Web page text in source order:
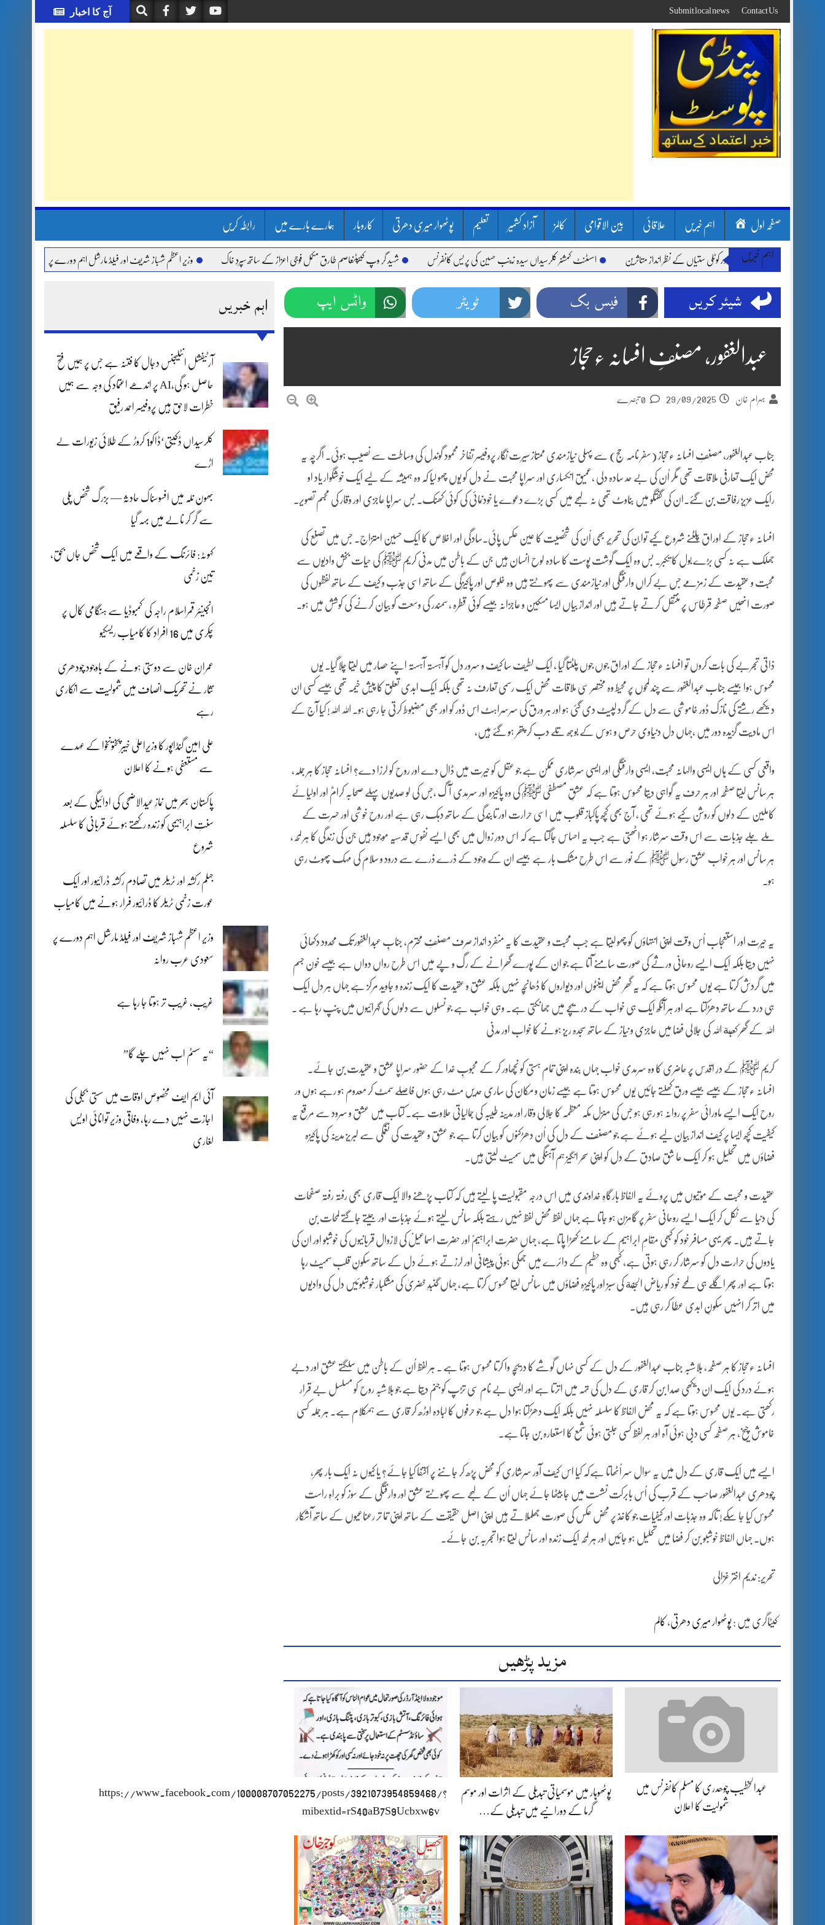
to
content
آج کا اخبار Contact Us
Submit local news
صفحہ اول اہم خبریں علاقائی بین الاقوامی کالمز آزاد کشمیر تعلیم پوٹھوار میری دھرتی کاروبار ہمارے بارے میں رابطہ کریں
اہم خبریں
لینڈ سلائیڈنگ اور کوٹلی ستیاں کے نظر انداز متاثرین اسسٹنٹ کمشنر کلرسیداں سیدہ زینب حسین کی پریس کانفرنس شہید گر وپ کیپٹنعاصم طارق مکمل فوجی اعزاز کے ساتھ سپردِ خاک وزیر اعظم شہباز شریف اور فیلڈ مارشل اہم دورے پر سعودی عرب روانہ
اہم خبریں
آرٹیفشل انٹلیجنس دجال کا فتنہ ہے جس پر ہمیں فتح
حاصل ہو گی،AI پر اندھے اعتماد کی وجہ سے ہمیں
خطرات لاحق ہیں پروفیسر احمد رفیق
کلرسیداں ڈکیتی‘ڈاکو1 کروڑ کے طلائی زیورات لے
اڑے
بھون نلہ میں افسوسناک حادثہ — بزرگ شخص پلی
سے گر کر نالے میں بہہ گیا
کہوٹہ: فائرنگ کے واقعے میں ایک شخص جاں بحق،
تین زخمی
انجینئر قمراسلام راجہ کی کمبوڈیا سے ہنگامی کال پر
چکری میں 16 افراد کا کامیاب ریسکیو
عمران خان سے دوستی ہونے کے باوجود چودھری
نثار نے تحریک انصاف میں شمولیت سے انکاری
رہے
علی امین گنڈاپور کا وزیراعلیٰ خیبرپختونخوا کے عہدے
سے مستعفی ہونے کا اعلان
پاکستان بھر میں نمازِ عیدالاضحی کی ادائیگی کے بعد
سنتِ ابراہیمی کو زندہ رکھتے ہوئے قربانی کا سلسلہ
شروع
جہلم رکشہ اور ٹریلر میں تصادم رکشہ ڈرائیور اور ایک
عورت زخمی ٹریلر کا ڈرائیور فرار ہونے میں کامیاب
وزیر اعظم شہباز شریف اور فیلڈ مارشل اہم دورے پر
سعودی عرب روانہ
غریب، غریب تر ہوتا جا رہا ہے
“یہ سسٹم اب نہیں چلے گا”
آئی ایم ایف مخصوص اوقات میں سستی بجلی کی
اجازت نہیں دے رہا، وفاقی وزیر توانائی اویس
لغاری
شیئر کریں فیس بک ٹویٹر واٹس ایپ
عبدالغفور، مصنفِ افسانہ ءحجاز
بہرام خان 29/09/2025
جناب عبدالغفور، مصنفِ افسانہ ءحجاز (سفر نامہ حج) سے پہلی نیازمندی ممتاز سیرت نگار پروفیسر تفاخر محمود گوندل کی وساطت سے نصیب ہوئی۔ اگرچہ یہ
محض ایک تعارفی ملاقات تھی مگر اُن کی بے حد سادہ دلی ،عمیق انکساری اور سراپا محبت نے دل کو یوں چھو لیا کہ وہ ہمیشہ کے لیے ایک خوشگوار یاد او
رایک عزیز رفاقت بن گئے۔ان کی گفتگو میں بناوٹ تھی نہ لہجے میں کسی بڑے دعوے یا خودنمائی کی کوئی کھنک۔ بس سراپا عاجزی اور وقار کی مجسم تصویر۔
افسانہ ءحجاز کے اوراق پلٹنے شروع کیے توا ُن کی تحریر بھی اُن کی شخصیت کا عین عکس پائی۔سادگی اور اخلاص کا ایک حسین امتزاج۔ جس میں تصنع کی
جھلک ہے نہ کسی بڑے بول کا تکبر۔ بس وہ ایک گوشت پوست کا سادہ لوح انسان ہیں جن کے باطن میں مدنی کریم ﷺ کی حیات بخش وادیوں سے
محبت و عقیدت کے زمزمے جس بے کراں وارفتگی اور نیازمندی سے پھوٹتے ہیں وہ خلوص اور پاکیزگی کے ساتھ اسی جذب و کیف کے ساتھ لفظوں کی
صورت انھیں صفحہ قرطاس پر منتقل کرتے جاتے ہیں اور انداز بیاں ایسا مسکین و عاجزانہ جیسے کوئی قطرہ ، سمندر کی وسعت کو بیان کرنے کی کوشش میں ہو۔
ذاتی تجربے کی بات کروں تو افسانہ ءحجاز کے اوراق جوں جوں پلٹتا گیا ، ایک لطیف سا کیف و سرور دل کو آہستہ آہستہ اپنے حصار میں لیتا چلا گیا۔ یوں
محسوس ہوا جیسے جناب عبدالغفور سے چند لمحوں پر محیط وہ مختصر سی ملاقات محض ایک رسمی تعارف نہ تھی بلکہ ایک ابدی تعلق کا پیش خیمہ تھی جیسے کسی ان
دیکھے رشتے کی نازک ڈور خاموشی سے دل کے گرد لپیٹ دی گئی ہو اور ہر ورق کی سرسراہٹ اس ڈور کو اور بھی مضبوط کرتی جا رہی ہو۔ اللہ اللہ! کیا آج کے
اس مادیت گزیدہ دور میں ،جہاں دل دنیاوی حرص و ہوس کے بوجھ تلے دب کر پتھر ہو گئے ہیں،
واقعی کسی کے ہاں ایسی والہانہ محبت، ایسی وارفتگی اور ایسی سرشاری ممکن ہے جو عقل کو حیرت میں ڈال دے اور روح کو لرزا دے؟ افسانہ حجاز کا ہر جملہ،
ہر سانس لیتا صفحہ اور ہر حرف یہ گواہی دیتا محسوس ہوتا ہے کہ عشقِ مصطفیٰ ﷺ کی وہ پاکیزہ اور سرمدی آگ ،جس کی لو صدیوں پہلے صحابہ کرامؓ اور اولیائے
کاملین کے دلوں کو روشن کیے ہوئے تھی ، آج بھی کچھ پاکباز قلوب میں اسی حرارت اور تابندگی کے ساتھ دہک رہی ہے اور روح خوشی اور حسرت کے
ملے جلے جذبات سے اس وقت سرشار ہو اٹھتی ہے جب یہ احساس جاگتا ہے کہ اس دورِ زوال میں بھی ایسے نفوسِ قدسیہ موجود ہیں جن کی زندگی کا ہر لمحہ،
ہر سانس اور ہر خواب عشق رسول ﷺ کے نور سے اس طرح مشک بار ہے جیسے ان کے وجود کے ذرے ذرے سے درود و سلام کی مہک پھوٹ رہی
ہو۔
یہ حیرت اور استعجاب اُس وقت اپنی انتہاؤں کو چھو لیتا ہے جب محبت و عقیدت کا یہ منفرد انداز صرف مصنفِ محترم، جنابِ عبدالغفور تک محدود دکھائی
نہیں دیتا بلکہ ایک ایسے روحانی ورثے کی صورت سامنے آتا ہے جو ان کے پورے گھرانے کے رگ و پے میں اس طرح رواں دواں ہے جیسے خون جسم
میں گردش کرتا ہے یوں محسوس ہوتا ہے کہ یہ گھر محض اینٹوں اور دیواروں کا ڈھانچہ نہیں بلکہ عشق و عقیدت کا ایک زندہ و جاوید مرکز ہے جہاں ہر دل ایک
ہی درد کے ساتھ دھڑکتا ہے اور ہر آنکھ ایک ہی خواب کے دریچے میں جھانکتی ہے۔ وہی خواب ہے جو نسلوں سے دلوں کی گہرائیوں میں پنپ رہا ہے ۔
اللہ کے گھر کعبة اللہ کی جلالی فضا میں عاجزی و نیاز کے ساتھ سجدہ ریز ہونے کا خواب اور مدنی
کریم ﷺ کے درِ اقدس پر حاضری کا وہ سرمدی خواب جہاں بندہ اپنی تمام ہستی کو نچھاور کر کے محبوبِ خدا کے حضور سراپا عشق و عقیدت بن جائے۔
افسانہ ءحجاز کے جیسے جیسے ورق کھلتے جائیں یوں محسوس ہوتا ہے جیسے زمان و مکان کی ساری حدیں مٹ رہی ہوں فاصلے سمٹ کر معدوم ہو رہے ہوں ور
روح ایک ایسے ماورائی سفر پر روانہ ہو رہی ہو جس کی منزل مکہ معظمہ کا جلالی وقار اور مدینہ طیبہ کی جمالیاتی حلاوت ہے۔ کتاب میں عشق و سرود سے مرقع یہ
کیفیت کچھ ایسا پر کیف انداز بیان لیے ہوئے ہے جو مصنف کے دل کی اُن دھڑکنوں کو بیان کرتا ہے جو عشق و عقیدت کی نغمگی سے لبریز مدینہ کی پاکیزہ
فضاؤں میں تحلیل ہو کر ایک عا شق صادق کے دل کو اپنی سحر انگیز ہم آہنگی میں سمیٹ لیتی ہیں۔
عقیدت و محبت کے موتیوں میں پروئے یہ الفاظ بارگاہِ خداوندی میں اس درجہ مقبولیت پا لیتے ہیں کہ کتاب پڑھنے والا ایک قاری بھی رفتہ رفتہ صفحات
کی دنیا سے نکل کر ایک ایسے روحانی سفر پر گامزن ہو جاتا ہے جہاں لفظ محض لفظ نہیں رہتے بلکہ سانس لیتے ہوئے جذبات اور جیتے جاگتے لمحات بن
جاتے ہیں۔ پھر یہی مسافر خود کو کبھی مقامِ ابراہیم کے سامنے کھڑا پاتا ہے، جہاں حضرت ابراہیمؑ اور حضرت اسماعیلؑ کی لازوال قربانیوں کی خوشبو اور ان کی
یادوں کی حرارت دل کو سرشار کر رہی ہوتی ہے، کبھی وہ حطیم کے دائرے میں جھکی ہوئی پیشانی اور لرزتے ہوئے دل کے ساتھ سکونِ قلب سمیٹ رہا
ہوتا ہے اور پھر اگلے ہی لمحے خود کو ریاض الجنة کی سبز اور پاکیزہ فضاؤں میں سانس لیتا محسوس کرتا ہے، جہاں گنبدِ خضریٰ کی مشکبار خوشبوئیں دل کی وادیوں
میں اتر کر انہیں سکونِ ابدی عطا کر رہی ہیں۔
افسانہ ءحجاز کا ہر صفحہ، بلاشبہ جناب عبدالغفور کے دل کے کسی نہاں گوشے کا دریچہ وا کرتا محسوس ہوتا ہے ۔ ہر لفظ اُن کے باطن میں سلگتے عشق اور دبے
ہوئے درد کی ایک ان دیکھی صدا بن کر قاری کے دل کی تہہ میں اترتا ہے اور ایسی بے نام سی تڑپ کو جنم دیتا ہے جو بلاشبہ روح کو مسلسل بے قرار
رکھتی ہے۔ یوں محسوس ہوتا ہے کہ یہ محض الفاظ کا سلسلہ نہیں بلکہ ایک دھڑکتا ہوا دل ہے جو حرفوں کا لبادہ اوڑھ کر قاری سے ہمکلام ہے۔ ہر جملہ کسی
خاموش چیخ، ہر صفحہ کسی دبی ہوئی آہ اور ہر لفظ کسی جلتی ہوئی شمع کا استعارہ بن جاتا ہے۔
ایسے میں ایک قاری کے دل میں یہ سوال سر اُٹھاتا ہےکہ کیا اس کیف آور سرشاری کو محض پڑھ کر جاننے پر اکتفا کیا جائے؟ یا کیوں نہ ایک بار پھر،
چودھری عبدالغفور صاحب کے قرب کی اُس بابرکت نشست میں جا بیٹھا جائے جہاں اُن کے لہجے سے پھوٹتے عشق اور وارفتگی کے سوز کو براہِ راست
محسوس کیا جا سکے! تاکہ وہ جذبات اور کیفیات جو کاغذ پر محض عکس کی صورت جھلملاتے ہیں اپنی اصل حقیقت کے ساتھ اپنی تما تر رعناعیوں کے ساتھ آشکار
ہوں۔ جہاں الفاظ خوشبو بن کر فضا میں تحلیل ہو جائیں اور ہر لمحہ ایک زندہ اور سانس لیتا ہوا تجربہ بن جائے۔
تحریر: ندیم اختر غزالی
کیٹاگری میں :پوٹھوار میری دھرتی، کالم
مزید پڑھیں
عبدالخطیب چوھدری کا مسلم کانفرنس میں
شمولیت کا اعلان
پوٹھوہار میں موسمیاتی تبدیلی کے اثرات اور موسم
گرما کے دورانیے میں تبدیلی کے…
https://www.facebook.com/100008707052275/posts/3921073954859468/?
mibextid=rS40aB7S9Ucbxw6v